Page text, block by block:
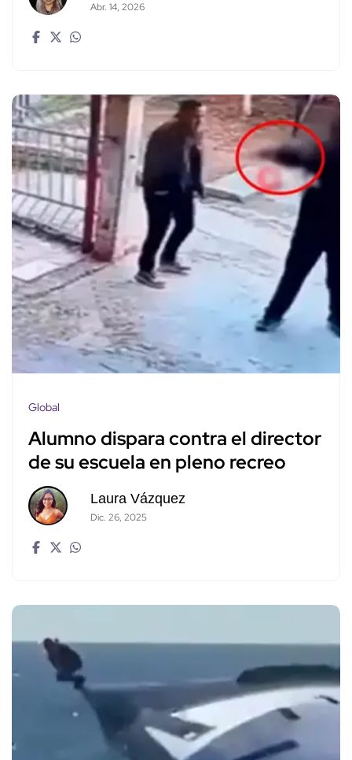
Abr. 14, 2026
Global
Alumno dispara contra el director
de su escuela en pleno recreo
Laura Vázquez
Dic. 26, 2025